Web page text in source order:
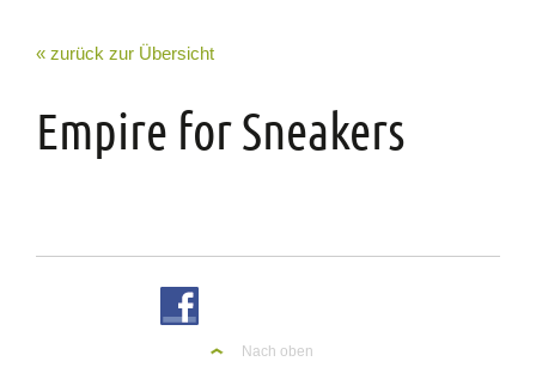
« zurück zur Übersicht
Empire for Sneakers
Nach oben